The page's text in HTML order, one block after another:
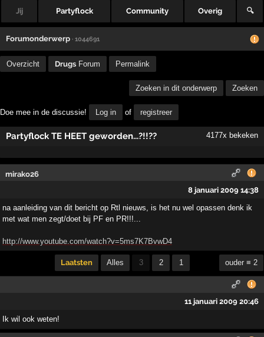
Jij Partyflock Community Overig 🔍
Forumonderwerp · 1044691
Overzicht Drugs Forum Permalink
Zoeken in dit onderwerp Zoeken
Doe mee in de discussie! Log in of registreer
Partyflock TE HEET geworden...?!!?? 4177x bekeken
mirako26
8 januari 2009 14:38
na aanleiding van dit bericht op Rtl nieuws, is het nu wel opassen denk ik
met wat men zegt/doet bij PF en PR!!!...
http://www.youtube.com/watch?v=5ms7K7BvwD4
Laatsten Alles 3 2 1 ouder ≡ 2
11 januari 2009 20:46
Ik wil ook weten!